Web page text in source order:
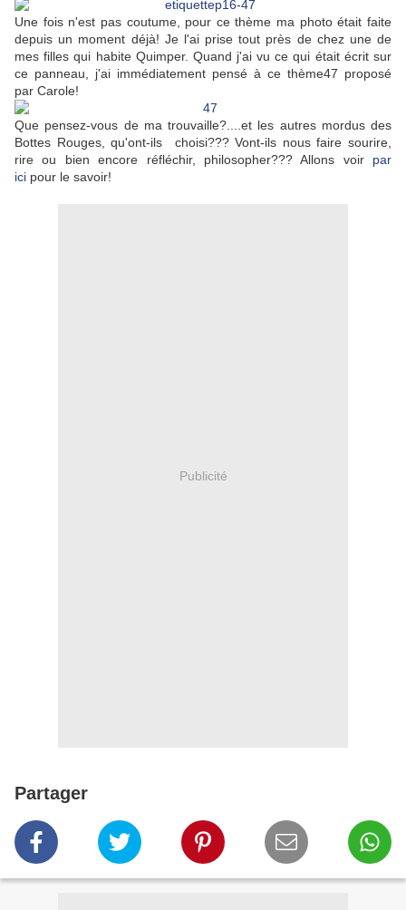
Une fois n'est pas coutume, pour ce thème ma photo était faite
depuis un moment déjà! Je l'ai prise tout près de chez une de
mes filles qui habite Quimper. Quand j'ai vu ce qui était écrit sur
ce panneau, j'ai immédiatement pensé à ce thème47 proposé
par Carole!
Que pensez-vous de ma trouvaille?....et les autres mordus des
Bottes Rouges, qu'ont-ils choisi??? Vont-ils nous faire sourire,
rire ou bien encore réfléchir, philosopher??? Allons voir par
ici pour le savoir!
Publicité
Partager